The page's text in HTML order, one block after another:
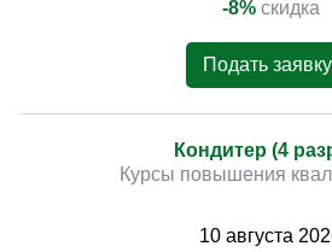
-8% скидка
Подать заявку
Кондитер (4
Курсы повышения
10 августа